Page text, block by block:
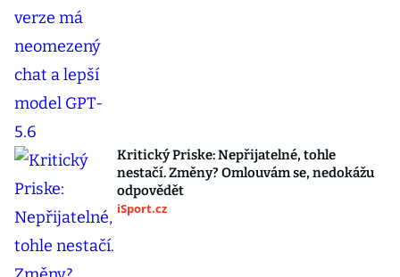
Kritický Priske: Nepřijatelné, tohle
nestačí. Změny? Omlouvám se, nedokážu
odpovědět
iSport.cz